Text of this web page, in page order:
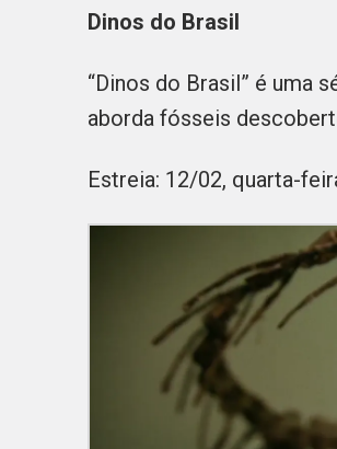
Dinos do Brasil
“Dinos do Brasil” é uma
aborda fósseis
Estreia: 12/02, quarta-